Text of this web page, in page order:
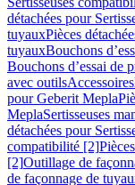
détachées pour
tuyauxPièces
tuyauxBouchons
Bouchons d’essai de
avec outilsAccessoires
pour Geberit Mepla
MeplaSertisseuses
détachées pour
compatibilité [2]
[2]Outillage de
de façonnage de